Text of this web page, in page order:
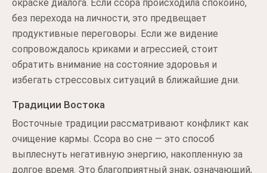
окраске диалога. Если ссора происходила спокойно,
без перехода на личности, это предвещает
продуктивные переговоры. Если же видение
сопровождалось криками и агрессией, стоит
обратить внимание на состояние здоровья и
избегать стрессовых ситуаций в ближайшие дни.
Традиции Востока
Восточные традиции рассматривают конфликт как
очищение кармы. Ссора во сне — это способ
выплеснуть негативную энергию, накопленную за
долгое время. Это благоприятный знак, означающий,